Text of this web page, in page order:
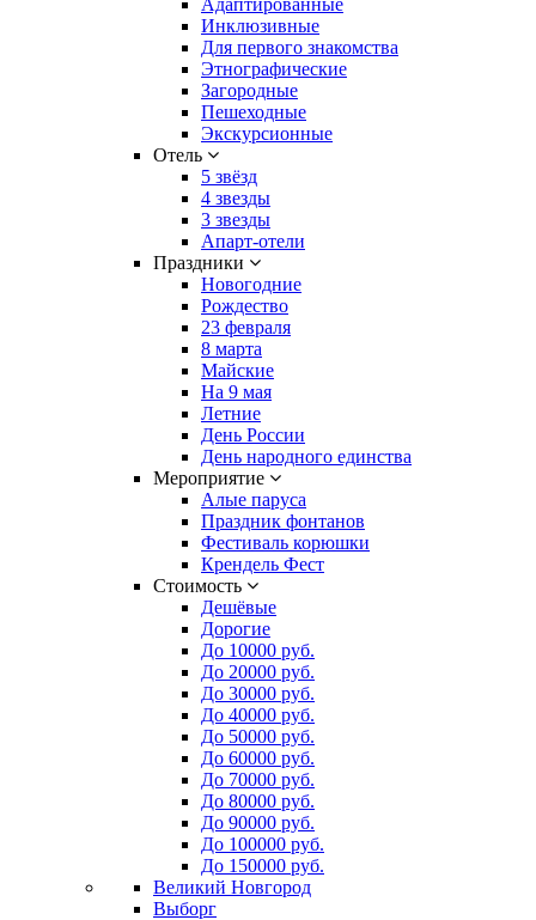
Адаптированные
Инклюзивные
Для первого знакомства
Этнографические
Загородные
Пешеходные
Экскурсионные
Отель
5 звёзд
4 звезды
3 звезды
Апарт-отели
Праздники
Новогодние
Рождество
23 февраля
8 марта
Майские
На 9 мая
Летние
День России
День народного единства
Мероприятие
Алые паруса
Праздник фонтанов
Фестиваль корюшки
Крендель Фест
Стоимость
Дешёвые
Дорогие
До 10000 руб.
До 20000 руб.
До 30000 руб.
До 40000 руб.
До 50000 руб.
До 60000 руб.
До 70000 руб.
До 80000 руб.
До 90000 руб.
До 100000 руб.
До 150000 руб.
Великий Новгород
Выборг